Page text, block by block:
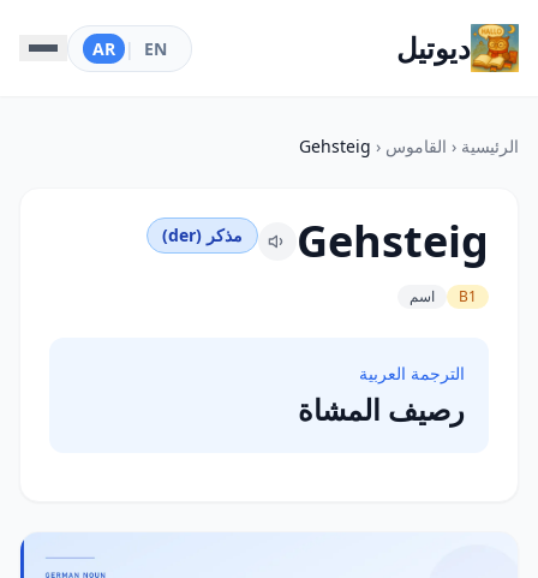
ديوتيل EN
|
AR
الرئيسية ‹ القاموس ‹
Gehsteig
Gehsteig مذكر (der)
B1 اسم
الترجمة العربية
رصيف المشاة